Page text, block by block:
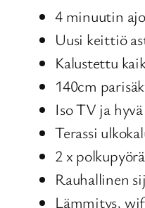
4 minuutin
Uusi keittiö
Kalustettu
140cm
Iso TV ja
Terassi
2 x
Rauhallinen
Lämmitys,